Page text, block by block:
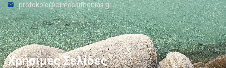
protokolo@dimossithonias.gr
Χρήσιμες Σελίδες